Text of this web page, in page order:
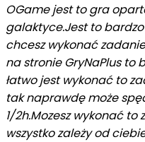
OGame jest to gra
galaktyce.Jest to
chcesz wykonać
na stronie GryNaPlus to
łatwo jest wykonać to
tak naprawdę może
1/2h.Mozesz wykonać
wszystko zależy od